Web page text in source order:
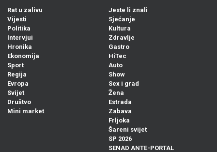
Rat u zalivu
Vijesti
Politika
Intervjui
Hronika
Ekonomija
Sport
Regija
Evropa
Svijet
Društvo
Mini market
Jeste li znali
Sjećanje
Kultura
Zdravlje
Gastro
HiTec
Auto
Show
Sex i grad
Žena
Estrada
Zabava
Frljoka
Šareni svijet
SP 2026
SENAD ANTE-PORTAL